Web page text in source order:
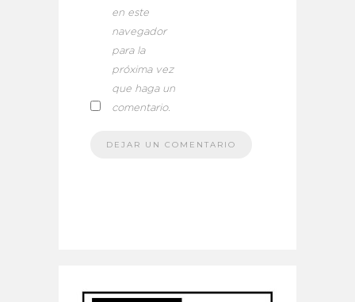
en este
navegador
para la
próxima vez
que haga un
comentario.